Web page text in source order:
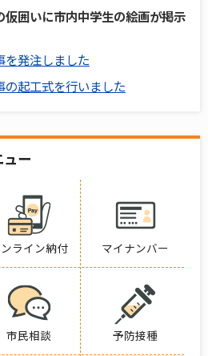
囲いに市内中学生の絵画が掲示
を発注しました
起工式を行いました
ー
ライン納付 マイナンバー
市民相談 予防接種